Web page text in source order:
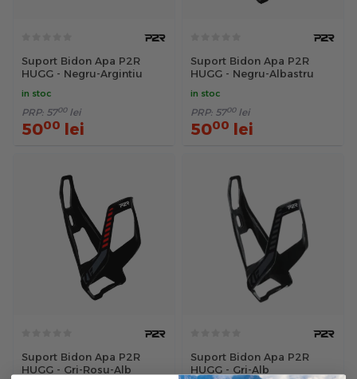
Suport Bidon Apa P2R
HUGG - Negru-Argintiu
in stoc
PRP: 5700 lei
5000 lei
Suport Bidon Apa P2R
HUGG - Negru-Albastru
in stoc
PRP: 5700 lei
5000 lei
Suport Bidon Apa P2R
HUGG - Gri-Rosu-Alb
Suport Bidon Apa P2R
HUGG - Gri-Alb